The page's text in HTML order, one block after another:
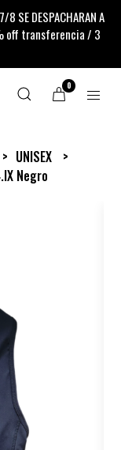
8 SE DESPACHARAN A
off transferencia / 3
0
UNISEX
Negro